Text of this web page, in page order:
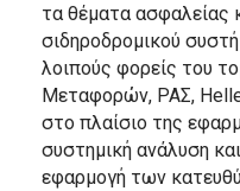
τα θέματα ασφαλείας
σιδηροδρομικού
λοιπούς φορείς του
Μεταφορών, ΡΑΣ,
στο πλαίσιο της
συστημική ανάλυση
εφαρμογή των